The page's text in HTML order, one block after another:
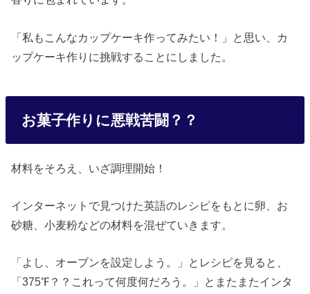
「私もこんなカップケーキ作ってみたい！」と思い、カ
ップケーキ作りに挑戦することにしました。
お菓子作りに悪戦苦闘？？
材料をそろえ、いざ調理開始！
インターネットで見つけた英語のレシピをもとに卵、お
砂糖、小麦粉などの材料を混ぜていきます。
「よし、オーブンを設定しよう。」とレシピを見ると、
「375℉？？これって何度何だろう。」とまたまたインタ